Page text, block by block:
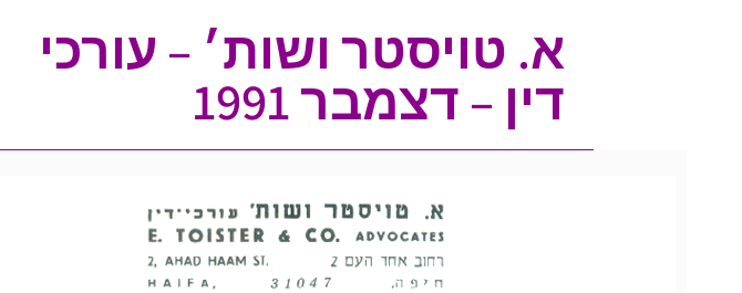
א. טויסטר ושות׳ – עורכי
דין – דצמבר 1991